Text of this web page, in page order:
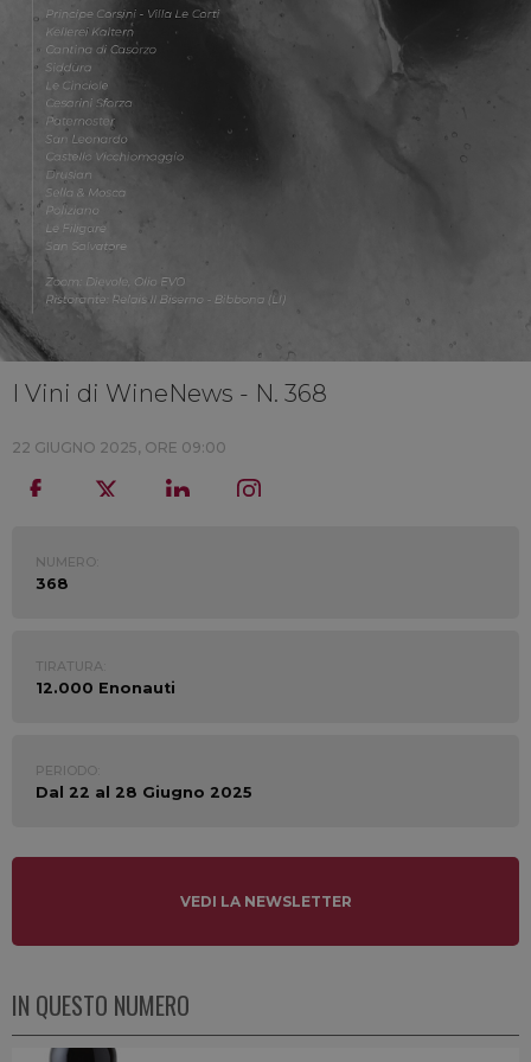
I Vini di WineNews - N. 368
22 GIUGNO 2025, ORE 09:00
NUMERO:
368
TIRATURA:
12.000 Enonauti
PERIODO:
Dal 22 al 28 Giugno 2025
VEDI LA NEWSLETTER
IN QUESTO NUMERO